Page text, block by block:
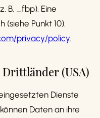
B. _fbp). Eine
(siehe Punkt 10).
privacy/policy.
(USA)
Dienste
Daten an ihre